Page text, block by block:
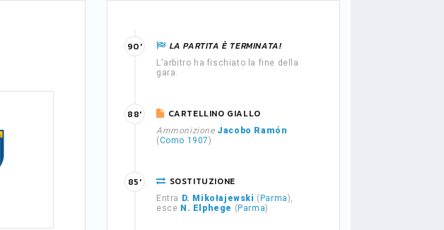
LA PARTITA È TERMINATA!
L'arbitro ha fischiato la fine della
gara.
90'
CARTELLINO GIALLO
Ammonizione Jacobo Ramón
(Como 1907)
88'
SOSTITUZIONE
Entra D. Mikołajewski ( Parma),
esce N. Elphege ( Parma)
85'